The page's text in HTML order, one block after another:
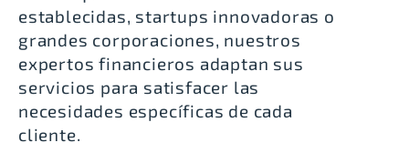
establecidas, startups innovadoras o
grandes corporaciones, nuestros
expertos financieros adaptan sus
servicios para satisfacer las
necesidades específicas de cada
cliente.